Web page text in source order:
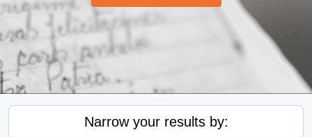
Narrow your results by: